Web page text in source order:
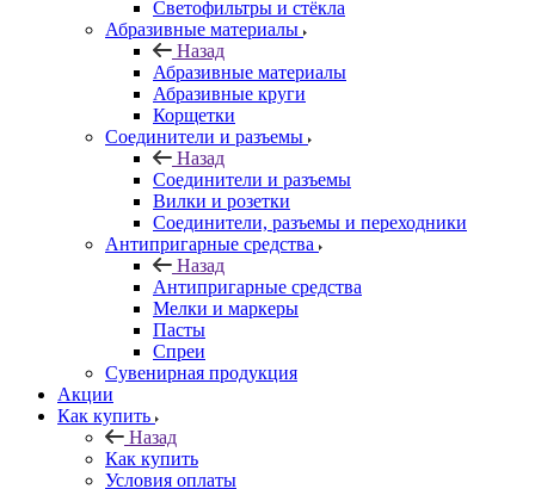
Светофильтры и стёкла
Абразивные материалы
Назад
Абразивные материалы
Абразивные круги
Корщетки
Соединители и разъемы
Назад
Соединители и разъемы
Вилки и розетки
Соединители, разъемы и переходники
Антипригарные средства
Назад
Антипригарные средства
Мелки и маркеры
Пасты
Спреи
Сувенирная продукция
Акции
Как купить
Назад
Как купить
Условия оплаты